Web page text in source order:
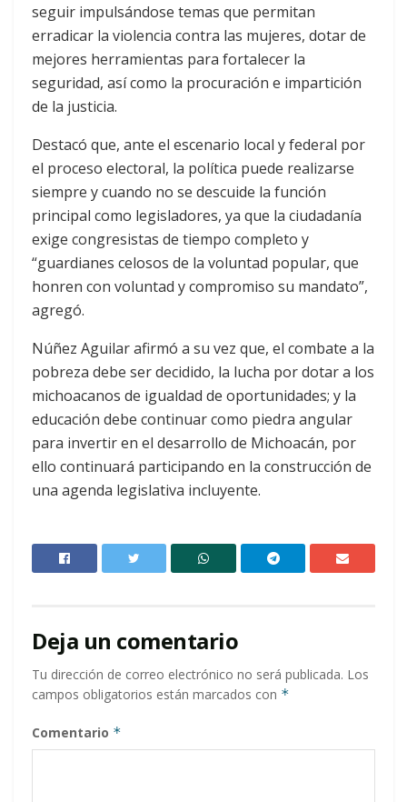
seguir impulsándose temas que permitan
erradicar la violencia contra las mujeres, dotar de
mejores herramientas para fortalecer la
seguridad, así como la procuración e impartición
de la justicia.
Destacó que, ante el escenario local y federal por
el proceso electoral, la política puede realizarse
siempre y cuando no se descuide la función
principal como legisladores, ya que la ciudadanía
exige congresistas de tiempo completo y
“guardianes celosos de la voluntad popular, que
honren con voluntad y compromiso su mandato”,
agregó.
Núñez Aguilar afirmó a su vez que, el combate a la
pobreza debe ser decidido, la lucha por dotar a los
michoacanos de igualdad de oportunidades; y la
educación debe continuar como piedra angular
para invertir en el desarrollo de Michoacán, por
ello continuará participando en la construcción de
una agenda legislativa incluyente.
Deja un comentario
Tu dirección de correo electrónico no será publicada. Los
campos obligatorios están marcados con *
Comentario *